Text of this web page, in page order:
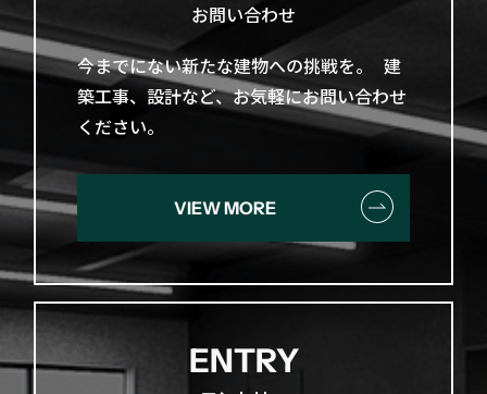
お問い合わせ
今までに​ない​新たな​建物への​挑戦を。​ 建
築工事、​設計など、​お気軽に​お問い​合わせ
ください。
VIEW MORE
ENTRY